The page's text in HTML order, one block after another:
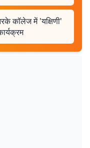
कॉलेज में 'यक्षिणी'